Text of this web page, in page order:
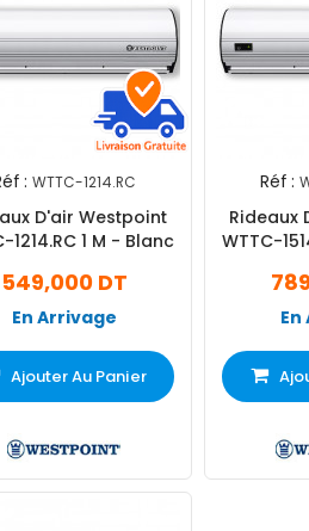
: WTTC-1214.RC
D'air Westpoint
1214.RC 1 M - Blanc
549,000 DT
En Arrivage
Ajouter Au Panier
Réf :
Rideaux
WTTC-